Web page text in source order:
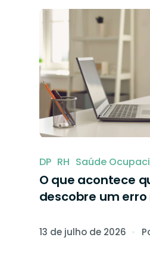
DP RH Saúde
O que acontece
descobre um
13 de julho de 2026